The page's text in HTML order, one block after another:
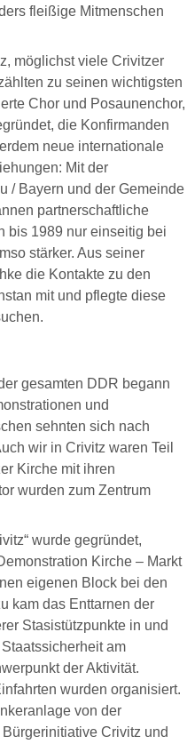
fleißige Mitmenschen
möglichst viele Crivitzer
zu seinen wichtigsten
Chor und Posaunenchor,
die Konfirmanden
neue internationale
Mit der
/ Bayern und der Gemeinde
partnerschaftliche
bis 1989 nur einseitig bei
stärker. Aus seiner
die Kontakte zu den
mit und pflegte diese
gesamten DDR begann
und
sehnten sich nach
wir in Crivitz waren Teil
Kirche mit ihren
wurden zum Zentrum
wurde gegründet,
Kirche – Markt
eigenen Block bei den
kam das Enttarnen der
Stasistützpunkte in und
am
der Aktivität.
wurden organisiert.
von der
Crivitz und